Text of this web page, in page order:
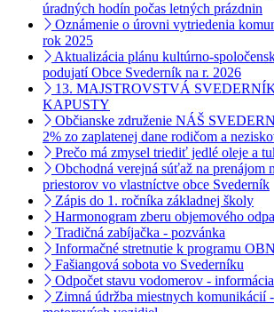
úradných hodín počas letných prázdnin
Oznámenie o úrovni vytriedenia
rok 2025
Aktualizácia plánu kultúrno-
podujatí Obce Svederník na r. 2026
13. MAJSTROVSTVÁ
KAPUSTY
Občianske združenie NÁŠ
2% zo zaplatenej dane rodičom a
Prečo má zmysel triediť jedlé oleje a
Obchodná verejná súťaž na prenájom
priestorov vo vlastníctve obce Svederník
Zápis do 1. ročníka základnej školy
Harmonogram zberu objemového
Tradičná zabíjačka - pozvánka
Informačné stretnutie k programu
Fašiangová sobota vo Svederníku
Odpočet stavu vodomerov - informácia
Zimná údržba miestnych komunikácií